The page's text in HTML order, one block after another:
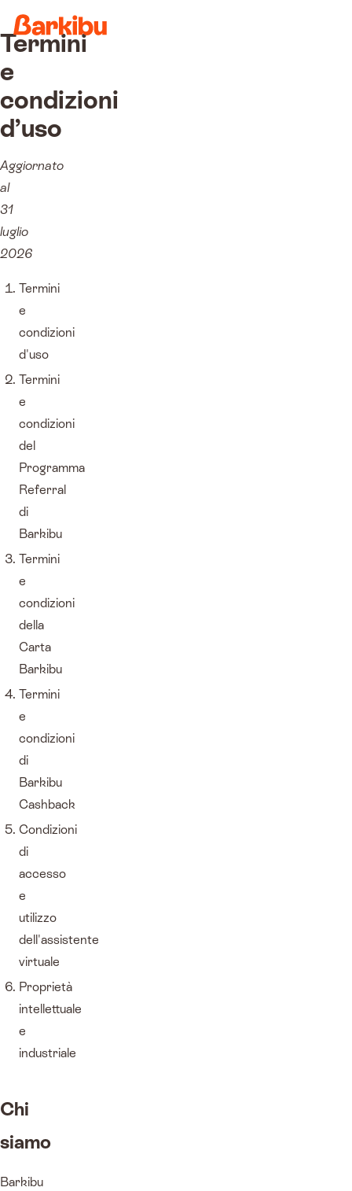
Termini
e
condizioni
d’uso
Aggiornato
al
31
luglio
2026
Termini
e
condizioni
d'uso
Termini
e
condizioni
del
Programma
Referral
di
Barkibu
Termini
e
condizioni
della
Carta
Barkibu
Termini
e
condizioni
di
Barkibu
Cashback
Condizioni
di
accesso
e
utilizzo
dell'assistente
virtuale
Proprietà
intellettuale
e
industriale
Chi
siamo
Barkibu